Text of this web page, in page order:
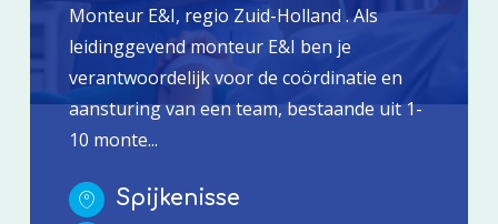
Monteur E&I, regio Zuid-Holland . Als
leidinggevend monteur E&I ben je
verantwoordelijk voor de coördinatie en
aansturing van een team, bestaande uit 1-
10 monte...
Spijkenisse